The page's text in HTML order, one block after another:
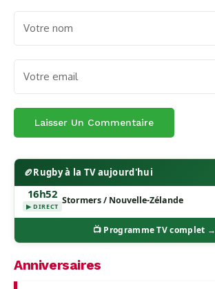
🏉Rugby à la TV aujourd'hui
16h52
▶ DIRECT
Stormers / Nouvelle-Zélande
📺 Programme TV complet →
Anniversaires